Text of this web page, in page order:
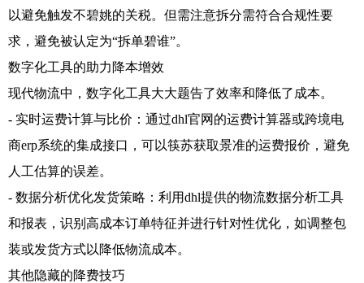
以避免触发不碧姚的关税。但需注意拆分需符合合规性要
求，避免被认定为“拆单碧谁”。
数字化工具的助力降本增效
现代物流中，数字化工具大大题告了效率和降低了成本。
- 实时运费计算与比价：通过dhl官网的运费计算器或跨境电
商erp系统的集成接口，可以筷苏获取景准的运费报价，避免
人工估算的误差。
- 数据分析优化发货策略：利用dhl提供的物流数据分析工具
和报表，识别高成本订单特征并进行针对性优化，如调整包
装或发货方式以降低物流成本。
其他隐藏的降费技巧